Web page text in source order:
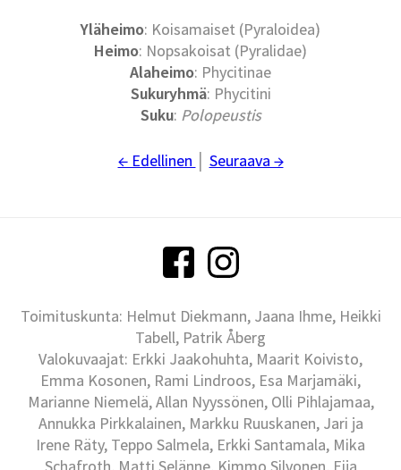
Yläheimo: Koisamaiset (Pyraloidea)
Heimo: Nopsakoisat (Pyralidae)
Alaheimo: Phycitinae
Sukuryhmä: Phycitini
Suku: Polopeustis
← Edellinen Seuraava →
Toimituskunta: Helmut Diekmann, Jaana Ihme, Heikki
Tabell, Patrik Åberg
Valokuvaajat: Erkki Jaakohuhta, Maarit Koivisto,
Emma Kosonen, Rami Lindroos, Esa Marjamäki,
Marianne Niemelä, Allan Nyyssönen, Olli Pihlajamaa,
Annukka Pirkkalainen, Markku Ruuskanen, Jari ja
Irene Räty, Teppo Salmela, Erkki Santamala, Mika